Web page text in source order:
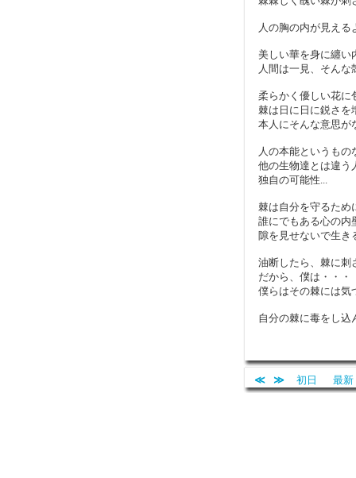
人の胸の内が見え
美しい華を身に纏い
人間は一見、そん
柔らかく優しい花に
棘は日に日に鋭さを
本人にそんな意思が
人の本能というもの
他の生物達とは違う
独自の可能性...
棘は自分を守るため
誰にでもある心の内
隙を見せないで生き
油断したら、棘に刺
だから、僕は・・・
僕らはその棘には気
自分の棘に毒をし
≪ ≫ 初日 最新